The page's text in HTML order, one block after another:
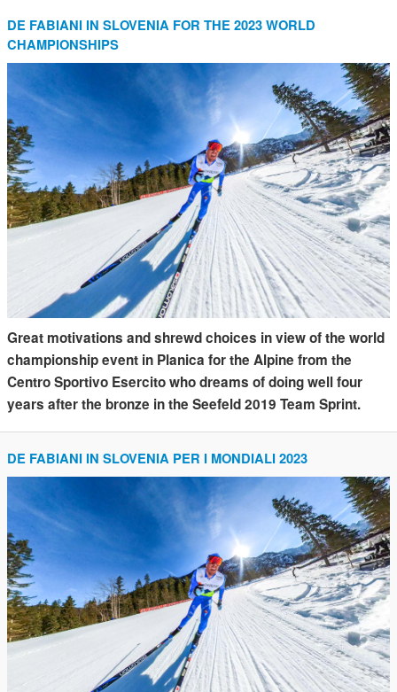
DE FABIANI IN SLOVENIA FOR THE 2023 WORLD
CHAMPIONSHIPS
Great motivations and shrewd choices in view of the world
championship event in Planica for the Alpine from the
Centro Sportivo Esercito who dreams of doing well four
years after the bronze in the Seefeld 2019 Team Sprint.
DE FABIANI IN SLOVENIA PER I MONDIALI 2023